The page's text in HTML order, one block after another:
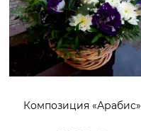
Композиция «Арабис»